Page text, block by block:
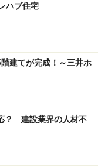
ハブ住宅
建てが完成！～三井ホ
？ 建設業界の人材不